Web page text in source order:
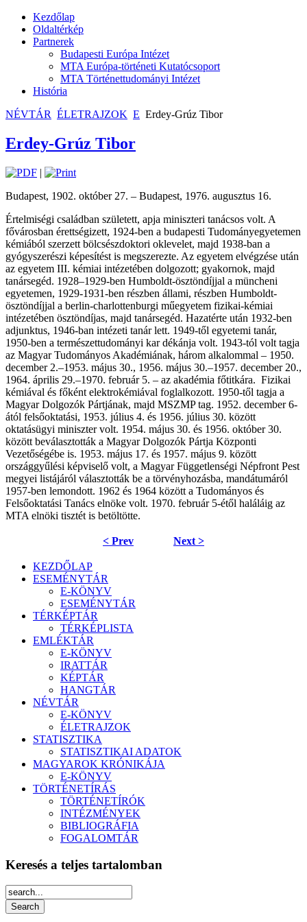
Kezdőlap
Oldaltérkép
Partnerek
Budapesti Európa Intézet
MTA Európa-történeti Kutatócsoport
MTA Történettudományi Intézet
História
NÉVTÁR ÉLETRAJZOK E Erdey-Grúz Tibor
Erdey-Grúz Tibor
|
Budapest, 1902. október 27. – Budapest, 1976. augusztus 16.
Értelmiségi családban született, apja miniszteri tanácsos volt. A
fővárosban érettségizett, 1924-ben a budapesti Tudományegyetemen
kémiából szerzett bölcsészdoktori oklevelet, majd 1938-ban a
gyógyszerészi képesítést is megszerezte. Az egyetem elvégzése után
az egyetem III. kémiai intézetében dolgozott; gyakornok, majd
tanársegéd. 1928–1929-ben Humboldt-ösztöndíjjal a müncheni
egyetemen, 1929-1931-ben részben állami, részben Humboldt-
ösztöndíjjal a berlin-charlottenburgi műegyetem fizikai-kémiai
intézetében ösztöndíjas, majd tanársegéd. Hazatérte után 1932-ben
adjunktus, 1946-ban intézeti tanár lett. 1949-től egyetemi tanár,
1950-ben a természettudományi kar dékánja volt. 1943-tól volt tagja
az Magyar Tudományos Akadémiának, három alkalommal – 1950.
december 2.–1953. május 30., 1956. május 30.–1957. december 20.,
1964. április 29.–1970. február 5. – az akadémia főtitkára. Fizikai
kémiával és főként elektrokémiával foglalkozott. 1950-től tagja a
Magyar Dolgozók Pártjának, majd MSZMP tag. 1952. december 6-
ától felsőoktatási, 1953. július 4. és 1956. július 30. között
oktatásügyi miniszter volt. 1954. május 30. és 1956. október 30.
között beválasztották a Magyar Dolgozók Pártja Központi
Vezetőségébe is. 1953. május 17. és 1957. május 9. között
országgyűlési képviselő volt, a Magyar Függetlenségi Népfront Pest
megyei listájáról választották be a törvényhozásba, mandátumáról
1957-ben lemondott. 1962 és 1964 között a Tudományos és
Felsőoktatási Tanács elnöke volt. 1970. február 5-étől haláláig az
MTA elnöki tisztét is betöltötte.
< Prev Next >
KEZDŐLAP
ESEMÉNYTÁR
E-KÖNYV
ESEMÉNYTÁR
TÉRKÉPTÁR
TÉRKÉPLISTA
EMLÉKTÁR
E-KÖNYV
IRATTÁR
KÉPTÁR
HANGTÁR
NÉVTÁR
E-KÖNYV
ÉLETRAJZOK
STATISZTIKA
STATISZTIKAI ADATOK
MAGYAROK KRÓNIKÁJA
E-KÖNYV
TÖRTÉNETÍRÁS
TÖRTÉNETÍRÓK
INTÉZMÉNYEK
BIBLIOGRÁFIA
FOGALOMTÁR
Keresés a teljes tartalomban